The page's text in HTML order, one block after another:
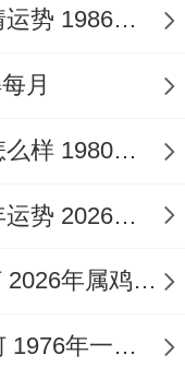
临异地恋考
花运有的理性
建立仪式化的
合手链可缓解
1986年属虎的人2026年感情运势 1986年属虎的人这一生婚姻怎么样
月
1980年属猴2026年的运势怎么样 1980年属猴人2月份运程
2026属猪人1983年出生全年运势 2026属猪人的全年运势
2026年属鸡人健康运势如何 2026年属鸡人的全年运势如何
1976年到2026年的婚姻如何 1976年一生婚姻状况